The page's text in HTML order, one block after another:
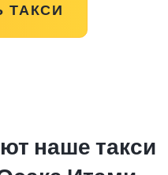
ТАКСИ
наше такси